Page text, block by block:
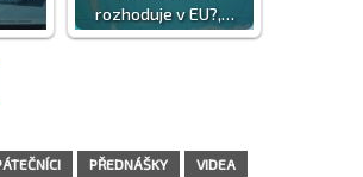
rozhoduje v EU?,…
PŘEDNÁŠKY
VIDEA